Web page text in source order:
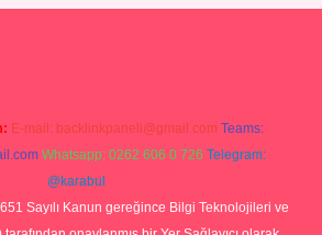
E-mail: backlinkpaneli@gmail.com Teams:
Whatsapp: 0262 606 0 726 Telegram:
@karabul
Sayılı Kanun gereğince Bilgi Teknolojileri ve